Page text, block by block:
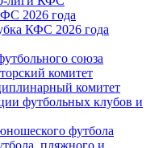
2026 года
КФС 2026 года
союза
комитет
комитет
футбольных клубов и
футбола
пляжного и